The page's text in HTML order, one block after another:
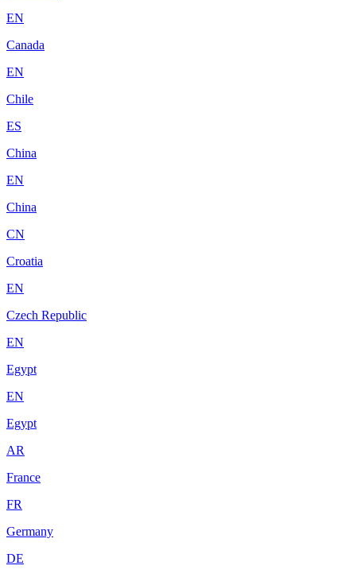
EN
Canada
EN
Chile
ES
China
EN
China
CN
Croatia
EN
Czech Republic
EN
Egypt
EN
Egypt
AR
France
FR
Germany
DE